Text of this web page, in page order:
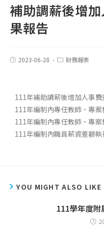
補助調薪後增
果報告
2023-06-28 財務報表
111年補助調薪後增加人事
111年編制內專任教師、專
111年編制內專任教師、專
111年編制內職員薪資差額執
YOU MIGHT ALSO LIKE
111學年度